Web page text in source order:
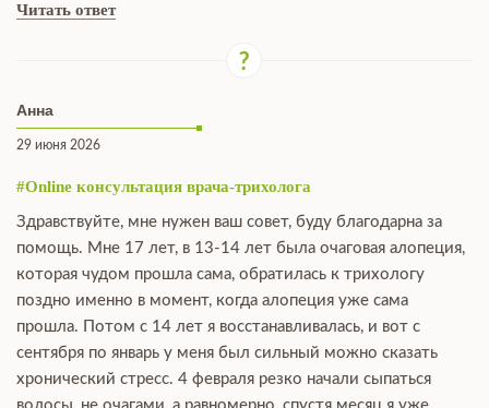
Читать ответ
Анна
29 июня 2026
#Online консультация врача-трихолога
Здравствуйте, мне нужен ваш совет, буду благодарна за
помощь. Мне 17 лет, в 13-14 лет была очаговая алопеция,
которая чудом прошла сама, обратилась к трихологу
поздно именно в момент, когда алопеция уже сама
прошла. Потом с 14 лет я восстанавливалась, и вот с
сентября по январь у меня был сильный можно сказать
хронический стресс. 4 февраля резко начали сыпаться